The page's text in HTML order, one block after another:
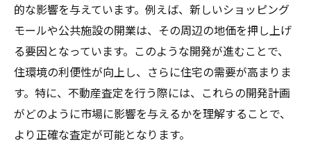
的な影響を与えています。例えば、新しいショッピング
モールや公共施設の開業は、その周辺の地価を押し上げ
る要因となっています。このような開発が進むことで、
住環境の利便性が向上し、さらに住宅の需要が高まりま
す。特に、不動産査定を行う際には、これらの開発計画
がどのように市場に影響を与えるかを理解することで、
より正確な査定が可能となります。